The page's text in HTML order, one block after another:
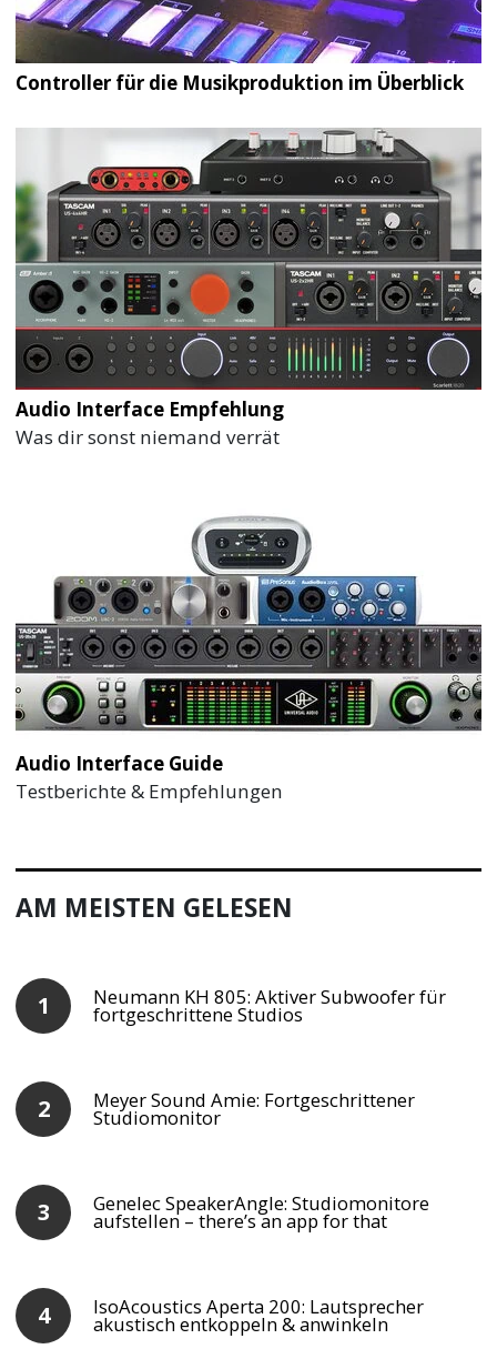
Controller für die Musikproduktion im Überblick
Audio Interface Empfehlung
Was dir sonst niemand verrät
Audio Interface Guide
Testberichte & Empfehlungen
AM MEISTEN GELESEN
Neumann KH 805: Aktiver Subwoofer für
fortgeschrittene Studios
Meyer Sound Amie: Fortgeschrittener
Studiomonitor
Genelec SpeakerAngle: Studiomonitore
aufstellen – there’s an app for that
IsoAcoustics Aperta 200: Lautsprecher
akustisch entkoppeln & anwinkeln